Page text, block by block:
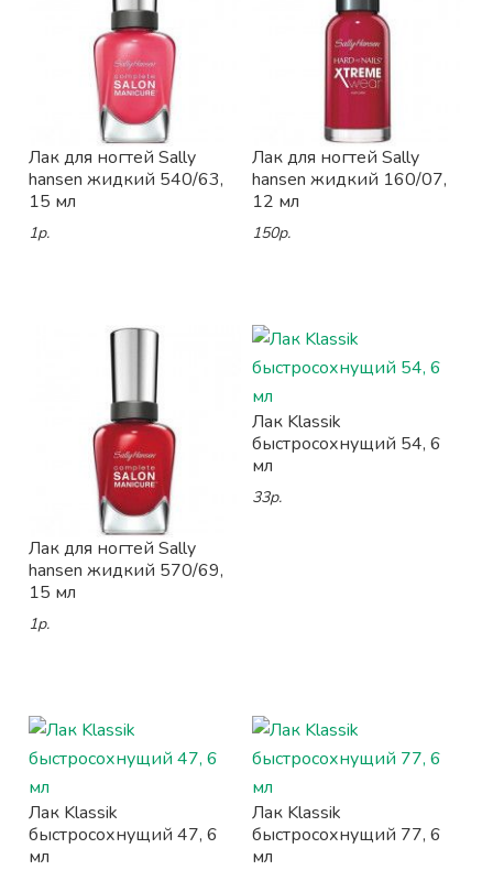
Лак для ногтей Sally
hansen жидкий 540/63,
15 мл
1р.
Лак для ногтей Sally
hansen жидкий 160/07,
12 мл
150р.
Лак для ногтей Sally
hansen жидкий 570/69,
15 мл
1р.
Лак Klassik
быстросохнущий 54, 6
мл
33р.
Лак Klassik
быстросохнущий 47, 6
мл
Лак Klassik
быстросохнущий 77, 6
мл